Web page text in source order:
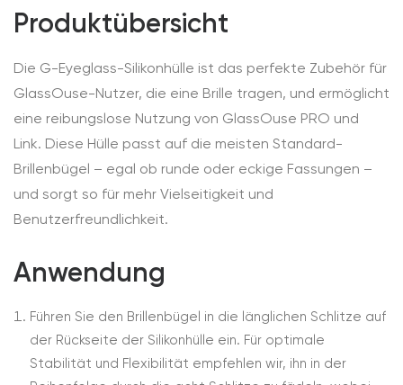
Produktübersicht
Die G-Eyeglass-Silikonhülle ist das perfekte Zubehör für
GlassOuse-Nutzer, die eine Brille tragen, und ermöglicht
eine reibungslose Nutzung von GlassOuse PRO und
Link. Diese Hülle passt auf die meisten Standard-
Brillenbügel – egal ob runde oder eckige Fassungen –
und sorgt so für mehr Vielseitigkeit und
Benutzerfreundlichkeit.
Anwendung
Führen Sie den Brillenbügel in die länglichen Schlitze auf
der Rückseite der Silikonhülle ein. Für optimale
Stabilität und Flexibilität empfehlen wir, ihn in der